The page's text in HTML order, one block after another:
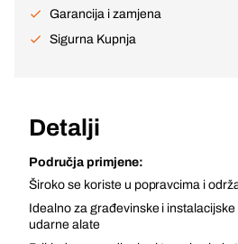
Garancija i zamjena
Sigurna Kupnja
Detalji
Područja primjene:
Široko se koriste u popravcima i
Idealno za građevinske i
udarne alate